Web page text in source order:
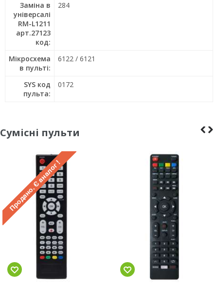
Заміна в
універсалі
RM-L1211
арт.27123
код:
284
Мікросхема
в пульті:
6122 / 6121
SYS код
пульта:
0172
Сумісні пульти